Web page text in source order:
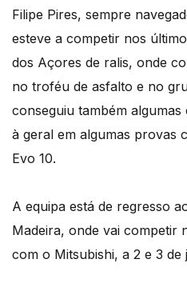
Filipe Pires, sempre
esteve a competir nos
dos Açores de ralis, onde
no troféu de asfalto e no
conseguiu também algumas
à geral em algumas provas
Evo 10.
A equipa está de regresso
Madeira, onde vai competir
com o Mitsubishi, a 2 e 3 de